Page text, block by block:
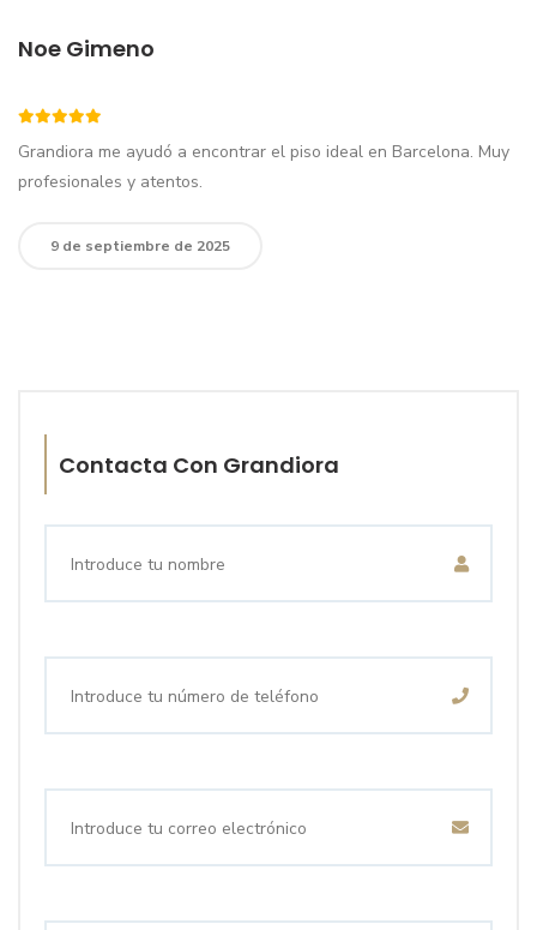
Noe Gimeno
Grandiora me ayudó a encontrar el piso ideal en Barcelona. Muy
profesionales y atentos.
9 de septiembre de 2025
Contacta Con Grandiora